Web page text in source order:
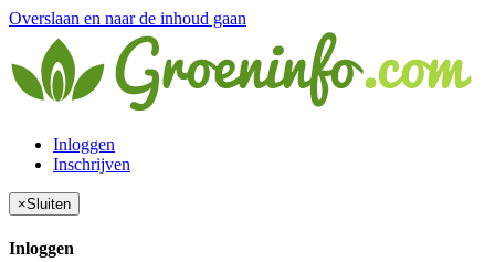
Overslaan en naar de inhoud gaan
Inloggen
Inschrijven
×Sluiten
Inloggen